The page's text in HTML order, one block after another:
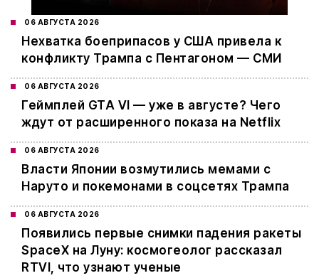
06 АВГУСТА 2026
Нехватка боеприпасов у США привела к
конфликту Трампа с Пентагоном — СМИ
06 АВГУСТА 2026
Геймплей GTA VI — уже в августе? Чего
ждут от расширенного показа на Netflix
06 АВГУСТА 2026
Власти Японии возмутились мемами с
Наруто и покемонами в соцсетях Трампа
06 АВГУСТА 2026
Появились первые снимки падения ракеты
SpaceX на Луну: космогеолог рассказал
RTVI, что узнают ученые